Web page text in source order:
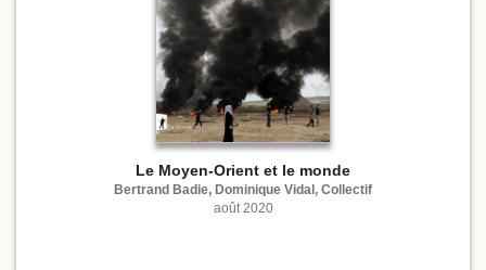
Le Moyen-Orient et le monde
Bertrand Badie, Dominique Vidal, Collectif
août 2020